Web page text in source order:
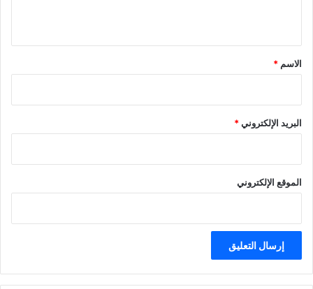
*
الاسم *
البريد الإلكتروني*
الموقع الإلكتروني